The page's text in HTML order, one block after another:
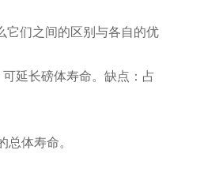
它们之间的区别与各自的优
延长磅体寿命。缺点：占
体寿命。